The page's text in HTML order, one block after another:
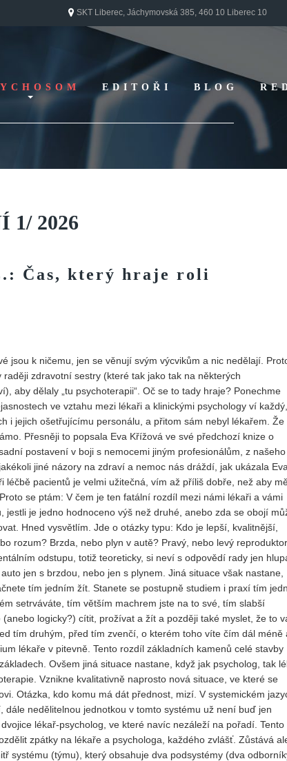
SKT Liberec, Jáchymovská 385, 460 10 Liberec 10
Vydání 1/ 2026
Vydání 2/ 2025
3-4/ 2024
1-2/ 2023
Vydání 2/ 2021
Vydání 1/ 2021
Vydání 3-4/ 2020
1-2/ 2020
3-4/ 2019
1-2/ 2019
Vydání 4/2018
Vydání 2-3/2018
Vydání 1-2018
Vydání 4-2017
Vydání 3-2017
Vydání 1-2017
Vydání 4-2016
Archiv
EDITOŘI BLOG
1/ 2026
Čas, který hraje roli
jsou k ničemu, jen se věnují svým výcvikům a nic nedělají.
zdravotní sestry (které tak jako tak na některých
aby dělaly „tu psychoterapii“. Oč se to tady hraje? Ponechme
ve vztahu mezi lékaři a klinickými psychology ví každý,
i jejich ošetřujícímu personálu, a přitom sám nebyl lékařem. Že
Přesněji to popsala Eva Křížová ve své předchozí knize o
postavení v boji s nemocemi jiným profesionálům, z našeho
jiné názory na zdraví a nemoc nás dráždí, jak ukázala Eva
léčbě pacientů je velmi užitečná, vím až příliš dobře, než aby
se ptám: V čem je ten fatální rozdíl mezi námi lékaři a vámi
je jedno hodnoceno výš než druhé, anebo zda se obojí
Hned vysvětlím. Jde o otázky typu: Kdo je lepší, kvalitnější,
rozum? Brzda, nebo plyn v autě? Pravý, nebo levý
odstupu, totiž teoreticky, si neví s odpovědí rady jen
jen s brzdou, nebo jen s plynem. Jiná situace však nastane,
tím jedním žít. Stanete se postupně studiem i praxí tím
setrváváte, tím větším machrem jste na to své, tím slabší
logicky?) cítit, prožívat a žít a později také myslet, že to
tím druhým, před tím zvenčí, o kterém toho víte čím dál méně
lékaře v pitevně. Tento rozdíl základních kamenů celé stavby
Ovšem jiná situace nastane, když jak psycholog, tak
Vznikne kvalitativně naprosto nová situace, ve které se
Otázka, kdo komu má dát přednost, mizí. V systemickém
nedělitelnou jednotkou v tomto systému už není buď jen
lékař-psycholog, ve které navíc nezáleží na pořadí. Tento
zpátky na lékaře a psychologa, každého zvlášť. Zůstává
systému (týmu), který obsahuje dva podsystémy (dva